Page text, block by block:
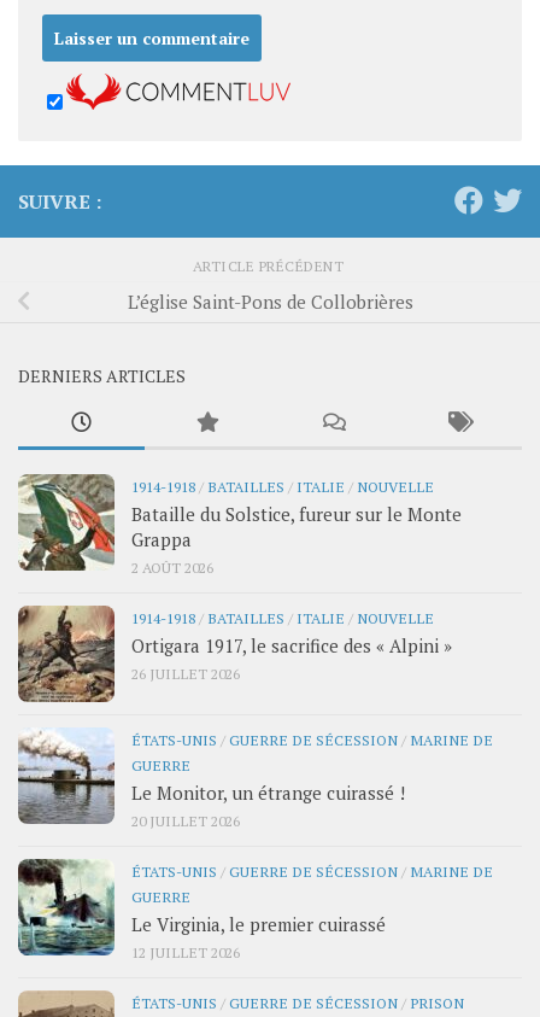
SUIVRE :
ARTICLE PRÉCÉDENT
L’église Saint-Pons de Collobrières
DERNIERS ARTICLES
1914-1918 / BATAILLES / ITALIE / NOUVELLE
Bataille du Solstice, fureur sur le Monte
Grappa
2 AOÛT 2026
1914-1918 / BATAILLES / ITALIE / NOUVELLE
Ortigara 1917, le sacrifice des « Alpini »
26 JUILLET 2026
ÉTATS-UNIS /GUERRE DE SÉCESSION / MARINE DE
GUERRE
Le Monitor, un étrange cuirassé !
20 JUILLET 2026
ÉTATS-UNIS /GUERRE DE SÉCESSION / MARINE DE
GUERRE
Le Virginia, le premier cuirassé
12 JUILLET 2026
ÉTATS-UNIS /GUERRE DE SÉCESSION / PRISON